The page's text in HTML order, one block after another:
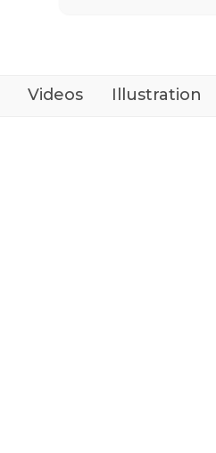
Videos Illustration